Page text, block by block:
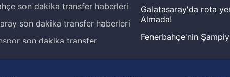
son dakika transfer haberleri
son dakika transfer haberleri
son dakika transfer
Galatasaray'da rota
Almada!
Fenerbahçe'nin
Zabrze'yi elerlerse...